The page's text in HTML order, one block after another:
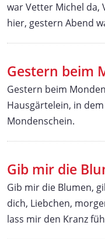
war Vetter Michel da,
hier, gestern Abend
Gestern beim
Gestern beim
Hausgärtelein, in
Mondenschein.
Gib mir die
Gib mir die Blumen,
dich, Liebchen,
lass mir den Kranz